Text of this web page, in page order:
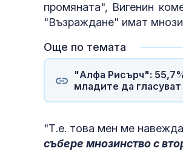
промяната", Вигенин
"Възраждане" имат
Още по темата
"Алфа Рисърч":
младите да гласуват
"Т.е. това мен ме
събере мнозинство с